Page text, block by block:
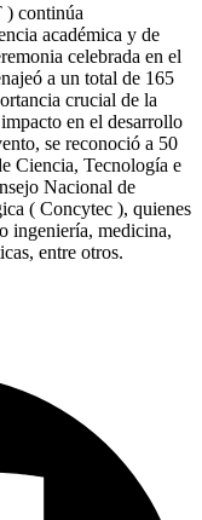
continúa
académica y de
celebrada en el
a un total de 165
crucial de la
en el desarrollo
se reconoció a 50
Ciencia, Tecnología e
Nacional de
( Concytec ), quienes
ingeniería, medicina,
entre otros.